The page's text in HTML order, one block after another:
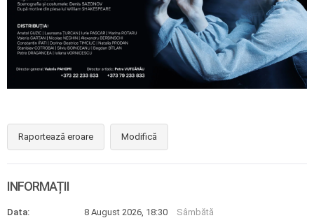
Raportează eroare Modifică
INFORMAȚII
Data: 8 August 2026, 18:30
Sâmbătă